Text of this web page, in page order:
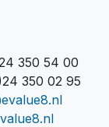
350 54 00
350 02 95